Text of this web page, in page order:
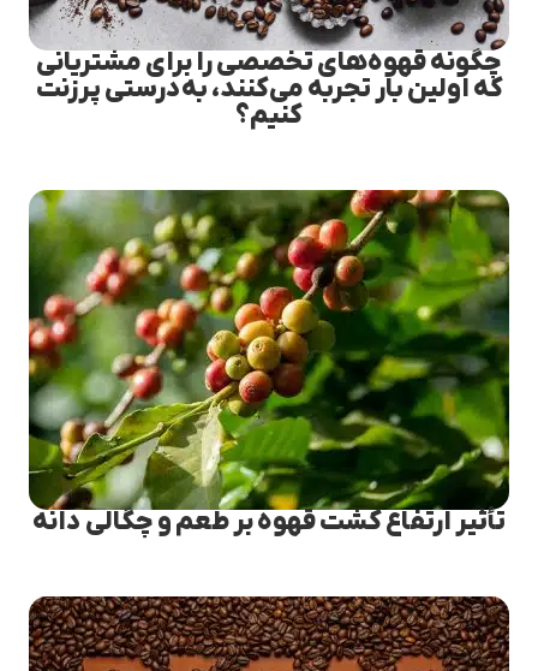
چگونه قهوه‌های تخصصی را برای مشتریانی
که اولین بار تجربه می‌کنند، به‌درستی پرزنت
کنیم؟
تأثیر ارتفاع کشت قهوه بر طعم و چگالی دانه